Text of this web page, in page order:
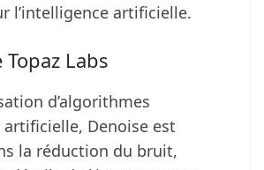
l’intelligence artificielle.
Labs
d’algorithmes
artificielle, Denoise est
la réduction du bruit,